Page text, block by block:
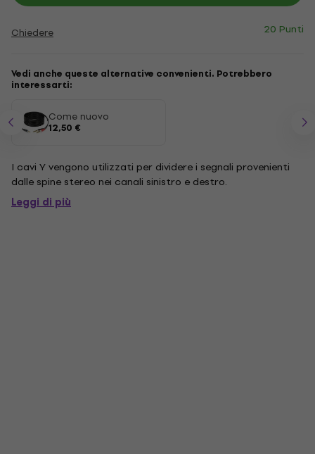
Chiedere 20 Punti
Vedi anche queste alternative convenienti. Potrebbero
interessarti:
Come nuovo
12,50 €
I cavi Y vengono utilizzati per dividere i segnali provenienti
dalle spine stereo nei canali sinistro e destro.
Leggi di più